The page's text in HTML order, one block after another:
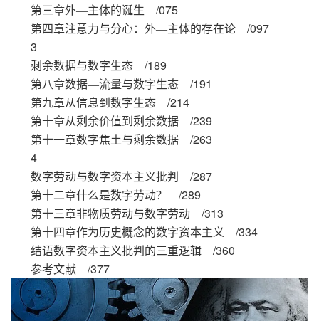
第三章外—主体的诞生 /075
第四章注意力与分心：外—主体的存在论
/097
3
剩余数据与数字生态 /189
第八章数据—流量与数字生态 /191
第九章从信息到数字生态 /214
第十章从剩余价值到剩余数据 /239
第十一章数字焦土与剩余数据
/263
4
数字劳动与数字资本主义批判 /287
第十二章什么是数字劳动？ /289
第十三章非物质劳动与数字劳动 /313
第十四章作为历史概念的数字资本主义 /334
结语数字资本主义批判的三重逻辑 /360
参考文献 /377